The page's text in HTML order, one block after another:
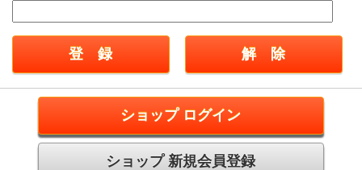
ショップ ログイン
ショップ 新規会員登録